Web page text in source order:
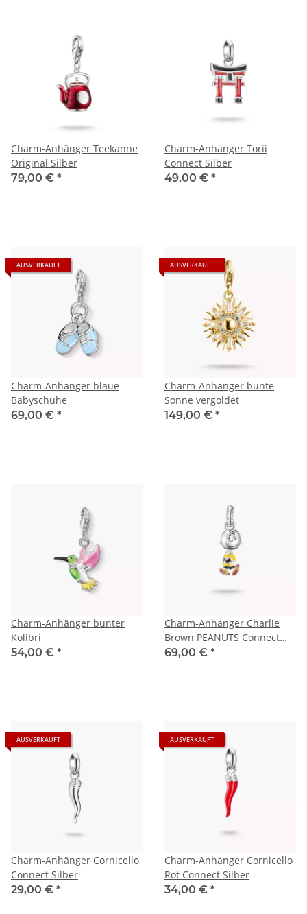
Charm-Anhänger Teekanne
Original Silber
79,00 € *
Charm-Anhänger Torii
Connect Silber
49,00 € *
AUSVERKAUFT
Charm-Anhänger blaue
Babyschuhe
69,00 € *
AUSVERKAUFT
Charm-Anhänger bunte
Sonne vergoldet
149,00 € *
Charm-Anhänger bunter
Kolibri
54,00 € *
Charm-Anhänger Charlie
Brown PEANUTS Connect
Silber
69,00 € *
AUSVERKAUFT
Charm-Anhänger Cornicello
Connect Silber
29,00 € *
AUSVERKAUFT
Charm-Anhänger Cornicello
Rot Connect Silber
34,00 € *